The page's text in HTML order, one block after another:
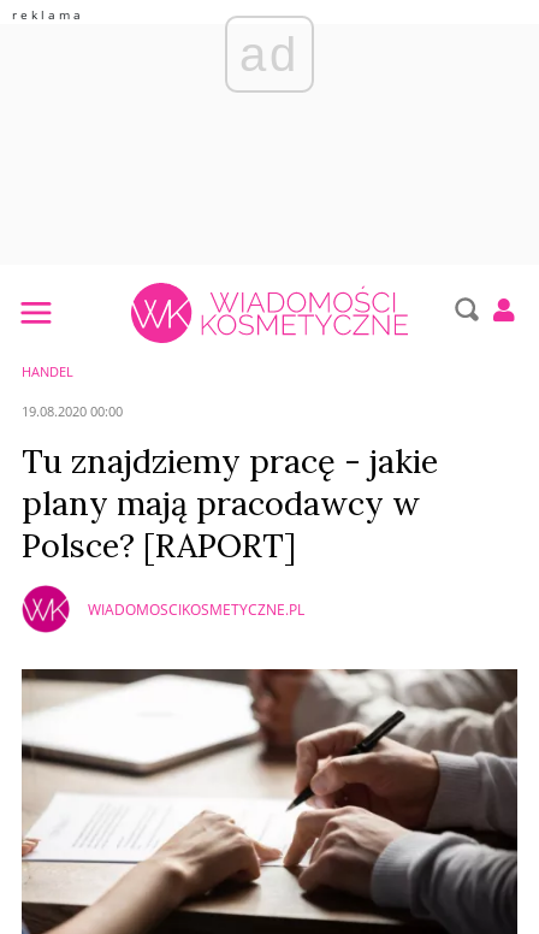
ad
HANDEL
19.08.2020 00:00
Tu znajdziemy pracę - jakie
plany mają pracodawcy w
Polsce? [RAPORT]
WIADOMOSCIKOSMETYCZNE.PL